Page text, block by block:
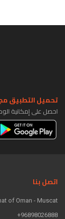
تحميل التطبيق
احصل على إمكانية
اتصل بنا
of Oman - Muscat
96898026888+